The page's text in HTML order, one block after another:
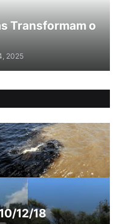
Transformam o
2025
12/18